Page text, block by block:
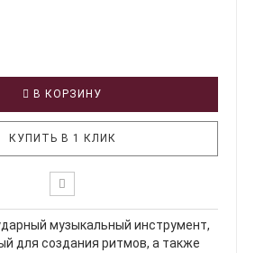
В КОРЗИНУ
КУПИТЬ В 1 КЛИК
музыкальный инструмент,
для создания ритмов, а также